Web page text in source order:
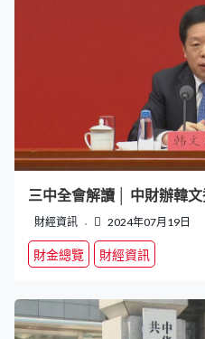
三中全會解讀 │ 中財辦韓
財經資訊 2024年07月19日
財金總覽 財經資訊